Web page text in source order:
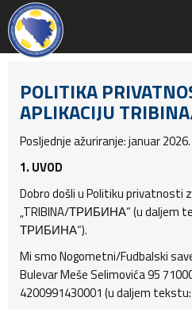
POLITIKA
APLIKACIJU
Posljednje ažuriranje: januar 2026.
1. UVOD
Dobro došli u Politiku privatnosti
„TRIBINA/ТРИБИНА“ (u daljem
ТРИБИНА“).
Mi smo Nogometni/Fudbalski
Bulevar Meše Selimovića 95
4200991430001 (u daljem tekstu: